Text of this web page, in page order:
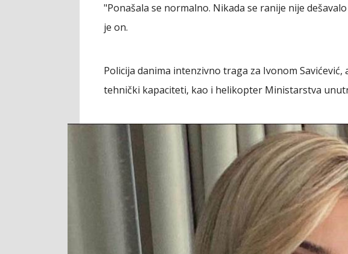
"Ponašala se normalno. Nikada se ranije nije
je on.
Policija danima intenzivno traga za Ivonom
tehnički kapaciteti, kao i helikopter Ministarstva